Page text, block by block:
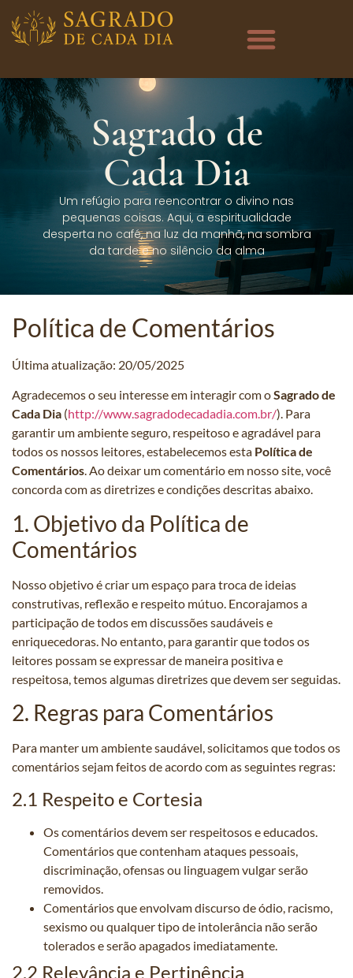
Sagrado de
Cada Dia
Um refúgio para reencontrar o divino nas
pequenas coisas. Aqui, a espiritualidade
desperta no café, na luz da manhã, na sombra
da tarde e no silêncio da alma
Política de Comentários
Última atualização: 20/05/2025
Agradecemos o seu interesse em interagir com oSagrado de
Cada Dia (http://www.sagradodecadadia.com.br/). Para
garantir um ambiente seguro, respeitoso e agradável para
todos os nossos leitores, estabelecemos esta Política de
Comentários. Ao deixar um comentário em nosso site, você
concorda com as diretrizes e condições descritas abaixo.
1. Objetivo da Política de
Comentários
Nosso objetivo é criar um espaço para troca de ideias
construtivas, reflexão e respeito mútuo. Encorajamos a
participação de todos em discussões saudáveis e
enriquecedoras. No entanto, para garantir que todos os
leitores possam se expressar de maneira positiva e
respeitosa, temos algumas diretrizes que devem ser seguidas.
2. Regras para Comentários
Para manter um ambiente saudável, solicitamos que todos os
comentários sejam feitos de acordo com as seguintes regras:
2.1 Respeito e Cortesia
Os comentários devem ser respeitosos e educados.
Comentários que contenham ataques pessoais,
discriminação, ofensas ou linguagem vulgar serão
removidos.
Comentários que envolvam discurso de ódio, racismo,
sexismo ou qualquer tipo de intolerância não serão
tolerados e serão apagados imediatamente.
2.2 Relevância e Pertinência